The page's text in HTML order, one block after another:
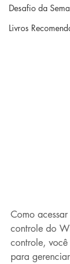
Desafio da
Livros
Como
controle do
controle,
para